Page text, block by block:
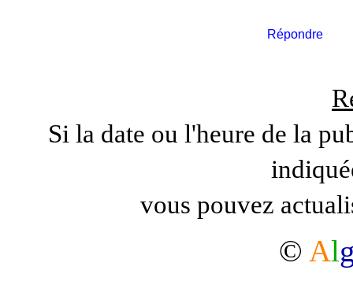
Répondre
Si la date ou l'heure de la
vous pouvez
© Al